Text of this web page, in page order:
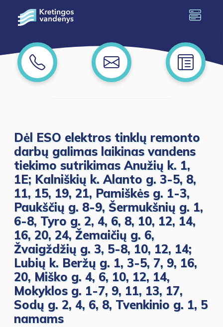
Dėl ESO elektros tinklų remonto
darbų galimas laikinas vandens
tiekimo sutrikimas Anužių k. 1,
1E; Kalniškių k. Alanto g. 3-5, 8,
11, 15, 19, 21, Pamiškės g. 1-3,
Paukščių g. 8-9, Šermukšnių g. 1,
6-8, Tyro g. 2, 4, 6, 8, 10, 12, 14,
16, 20, 24, Žemaičių g. 6,
Žvaigždžių g. 3, 5-8, 10, 12, 14;
Lubių k. Beržų g. 1, 3-5, 7, 9, 16,
20, Miško g. 4, 6, 10, 12, 14,
Mokyklos g. 1-7, 9, 11, 13, 17,
Sodų g. 2, 4, 6, 8, Tvenkinio g. 1, 5
namams